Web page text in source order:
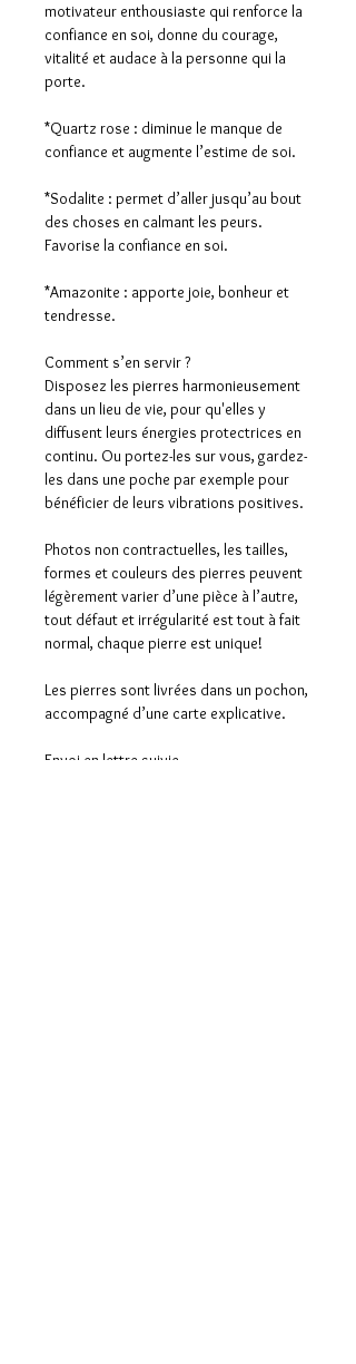
motivateur enthousiaste qui renforce la
confiance en soi, donne du courage,
vitalité et audace à la personne qui la
porte.
*Quartz rose : diminue le manque de
confiance et augmente l’estime de soi.
*Sodalite : permet d’aller jusqu’au bout
des choses en calmant les peurs.
Favorise la confiance en soi.
*Amazonite : apporte joie, bonheur et
tendresse.
Comment s’en servir ?
Disposez les pierres harmonieusement
dans un lieu de vie, pour qu'elles y
diffusent leurs énergies protectrices en
continu. Ou portez-les sur vous, gardez-
les dans une poche par exemple pour
bénéficier de leurs vibrations positives.
Photos non contractuelles, les tailles,
formes et couleurs des pierres peuvent
légèrement varier d’une pièce à l’autre,
tout défaut et irrégularité est tout à fait
normal, chaque pierre est unique!
Les pierres sont livrées dans un pochon,
accompagné d’une carte explicative.
Envoi en lettre suivie